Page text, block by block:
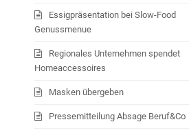
Essigpräsentation bei Slow-Food
Genussmenue
Regionales Unternehmen spendet
Homeaccessoires
Masken übergeben
Pressemitteilung Absage Beruf&Co